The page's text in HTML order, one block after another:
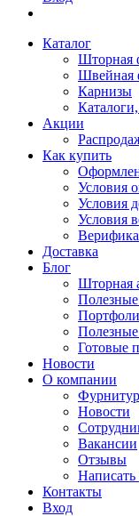
Каталог
Шторная
Швейная
Карнизы
Акции
Как купить
Условия
Условия
Условия
Доставка
Блог
Шторная
Полезные
Готовые
Новости
О компании
Новости
Вакансии
Отзывы
Контакты
Вход